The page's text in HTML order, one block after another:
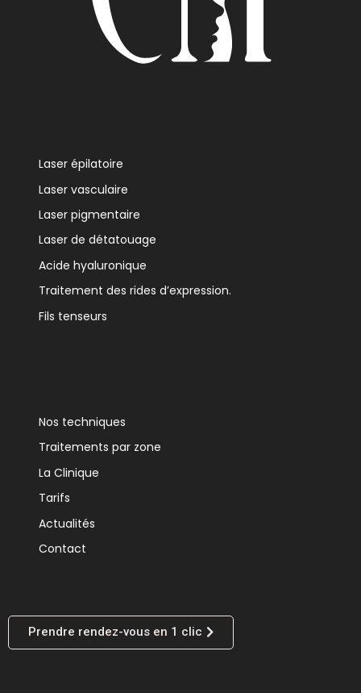
Laser épilatoire
Laser vasculaire
Laser pigmentaire
Laser de détatouage
Acide hyaluronique
Traitement des rides d’expression.
Fils tenseurs
Nos techniques
Traitements par zone
La Clinique
Tarifs
Actualités
Contact
Prendre rendez-vous en 1 clic